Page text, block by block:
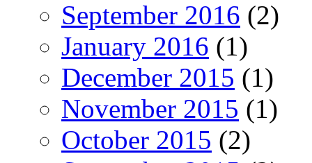
September 2016 (2)
January 2016 (1)
December 2015 (1)
November 2015 (1)
October 2015 (2)